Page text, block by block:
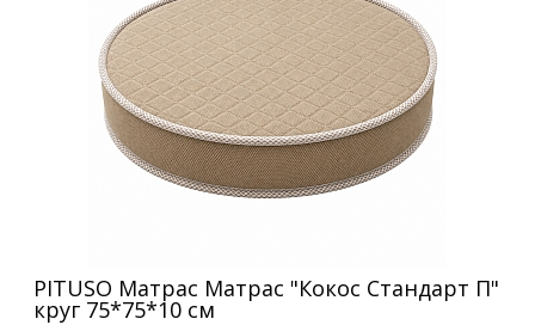
PITUSO Матрас Матрас "Кокос Стандарт П"
круг 75*75*10 см